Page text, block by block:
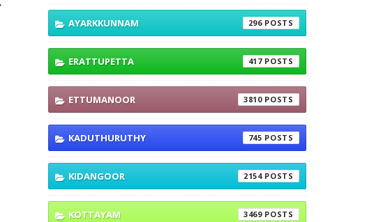
AYARKKUNNAM 296
ERATTUPETTA 417
ETTUMANOOR 3810
KADUTHURUTHY 745
KIDANGOOR 2154
KOTTAYAM 3469